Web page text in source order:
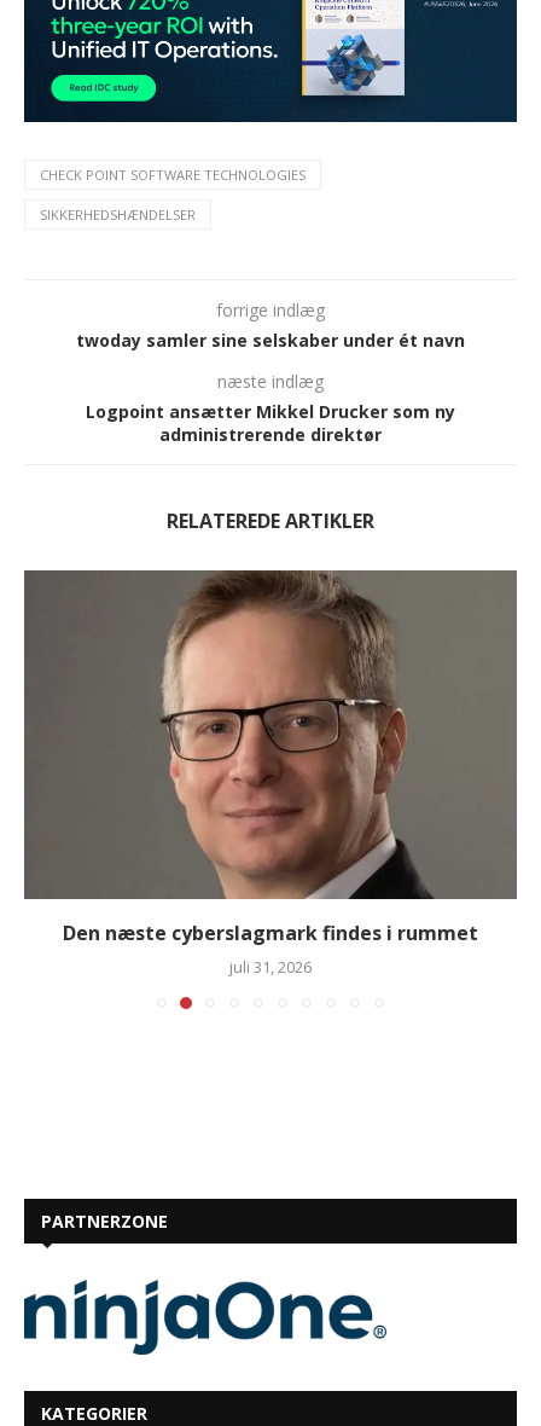
CHECK POINT SOFTWARE TECHNOLOGIES
SIKKERHEDSHÆNDELSER
forrige indlæg
twoday samler sine selskaber under ét navn
næste indlæg
Logpoint ansætter Mikkel Drucker som ny
administrerende direktør
RELATEREDE ARTIKLER
Den næste cyberslagmark findes i rummet
juli 31, 2026
PARTNERZONE
KATEGORIER